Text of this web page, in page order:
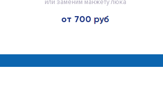
или заменим манжету люка
от 700